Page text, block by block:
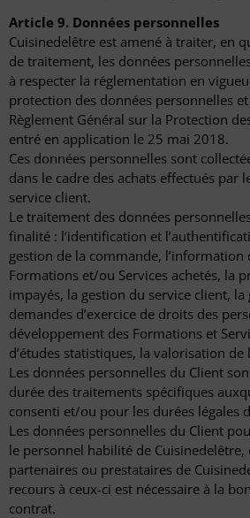
Article 9. Données personnelles
Cuisinedelêtre est amené à traiter, en
de traitement, les données
à respecter la réglementation en
protection des données personnelles
Règlement Général sur la Protection
entré en application le 25 mai 2018.
Ces données personnelles sont
dans le cadre des achats effectués par
service client.
Le traitement des données
finalité : l’identification et
gestion de la commande, l’information
Formations et/ou Services achetés, la
impayés, la gestion du service client,
demandes d’exercice de droits des
développement des Formations et
d’études statistiques, la valorisation de
Les données personnelles du Client
durée des traitements spécifiques
consenti et/ou pour les durées légales
Les données personnelles du Client
le personnel habilité de Cuisinedelêtre,
partenaires ou prestataires de
recours à ceux-ci est nécessaire à la
contrat.